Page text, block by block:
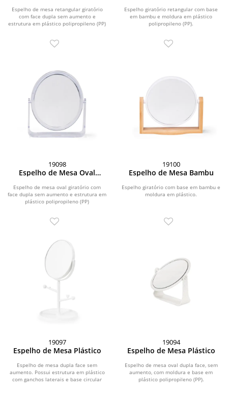
Espelho de mesa retangular giratório
com face dupla sem aumento e
estrutura em plástico polipropileno (PP)
Espelho giratório retangular com base
em bambu e moldura em plástico
polipropileno (PP).
19098
Espelho de Mesa Oval
Espelho de mesa oval giratório com
face dupla sem aumento e estrutura em
plástico polipropileno (PP)
19100
Espelho de Mesa Bambu
Espelho giratório com base em bambu e
moldura em plástico.
19097
Espelho de Mesa Plástico
Espelho de mesa dupla face sem
aumento. Possui estrutura em plástico
com ganchos laterais e base circular
19094
Espelho de Mesa Plástico
Espelho de mesa oval dupla face, sem
aumento, com moldura e base em
plástico polipropileno (PP).